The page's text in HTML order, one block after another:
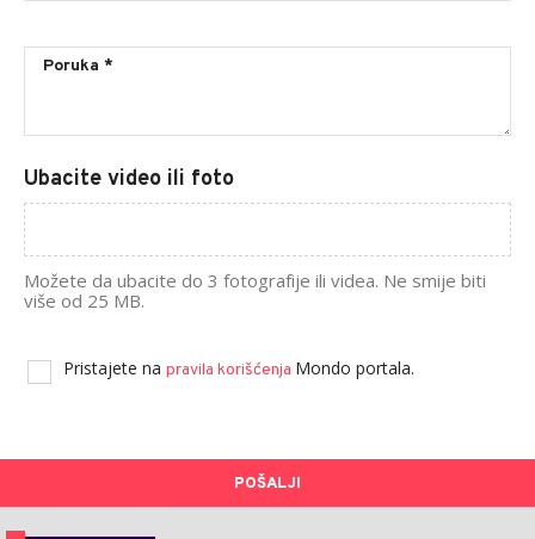
Ubacite video ili foto
Možete da ubacite do 3 fotografije ili videa. Ne smije biti
više od 25 MB.
Pristajete na pravila korišćenja Mondo portala.
POŠALJI